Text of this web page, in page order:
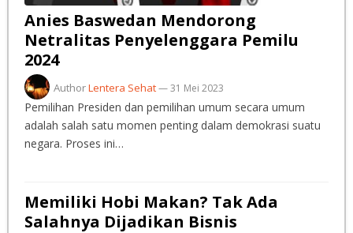
Anies Baswedan Mendorong
Netralitas Penyelenggara Pemilu
2024
AuthorLentera Sehat—31 Mei 2023
Pemilihan Presiden dan pemilihan umum secara umum
adalah salah satu momen penting dalam demokrasi suatu
negara. Proses ini…
Memiliki Hobi Makan? Tak Ada
Salahnya Dijadikan Bisnis